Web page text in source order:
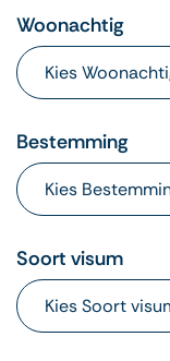
Woonachtig
Bestemming
Soort visum